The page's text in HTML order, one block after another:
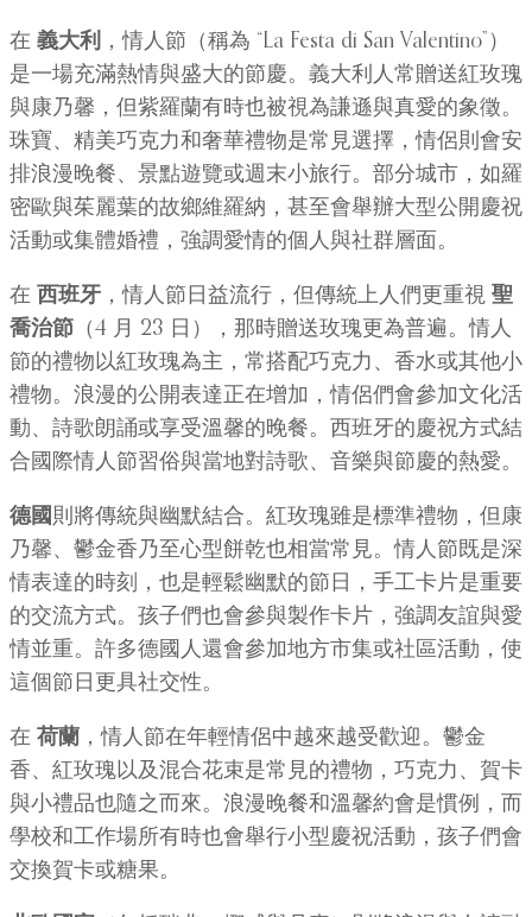
在 義大利
，情人節（稱為 “La Festa di San Valentino”）
是一場充滿熱情與盛大的節慶。義大利人常贈送紅玫瑰
與康乃馨，但紫羅蘭有時也被視為謙遜與真愛的象徵。
珠寶、精美巧克力和奢華禮物是常見選擇，情侶則會安
排浪漫晚餐、景點遊覽或週末小旅行。部分城市，如羅
密歐與茱麗葉的故鄉維羅納，甚至會舉辦大型公開慶祝
活動或集體婚禮，強調愛情的個人與社群層面。
在 西班牙 ，情人節日益流行，但傳統上人們更重視 聖
喬治節 （4 月 23 日），那時贈送玫瑰更為普遍。情人
節的禮物以紅玫瑰為主，常搭配巧克力、香水或其他小
禮物。浪漫的公開表達正在增加，情侶們會參加文化活
動、詩歌朗誦或享受溫馨的晚餐。西班牙的慶祝方式結
合國際情人節習俗與當地對詩歌、音樂與節慶的熱愛。
德國 則將傳統與幽默結合。紅玫瑰雖是標準禮物，但康
乃馨、鬱金香乃至心型餅乾也相當常見。情人節既是深
情表達的時刻，也是輕鬆幽默的節日，手工卡片是重要
的交流方式。孩子們也會參與製作卡片，強調友誼與愛
情並重。許多德國人還會參加地方市集或社區活動，使
這個節日更具社交性。
在 荷蘭 ，情人節在年輕情侶中越來越受歡迎。鬱金
香、紅玫瑰以及混合花束是常見的禮物，巧克力、賀卡
與小禮品也隨之而來。浪漫晚餐和溫馨約會是慣例，而
學校和工作場所有時也會舉行小型慶祝活動，孩子們會
交換賀卡或糖果。